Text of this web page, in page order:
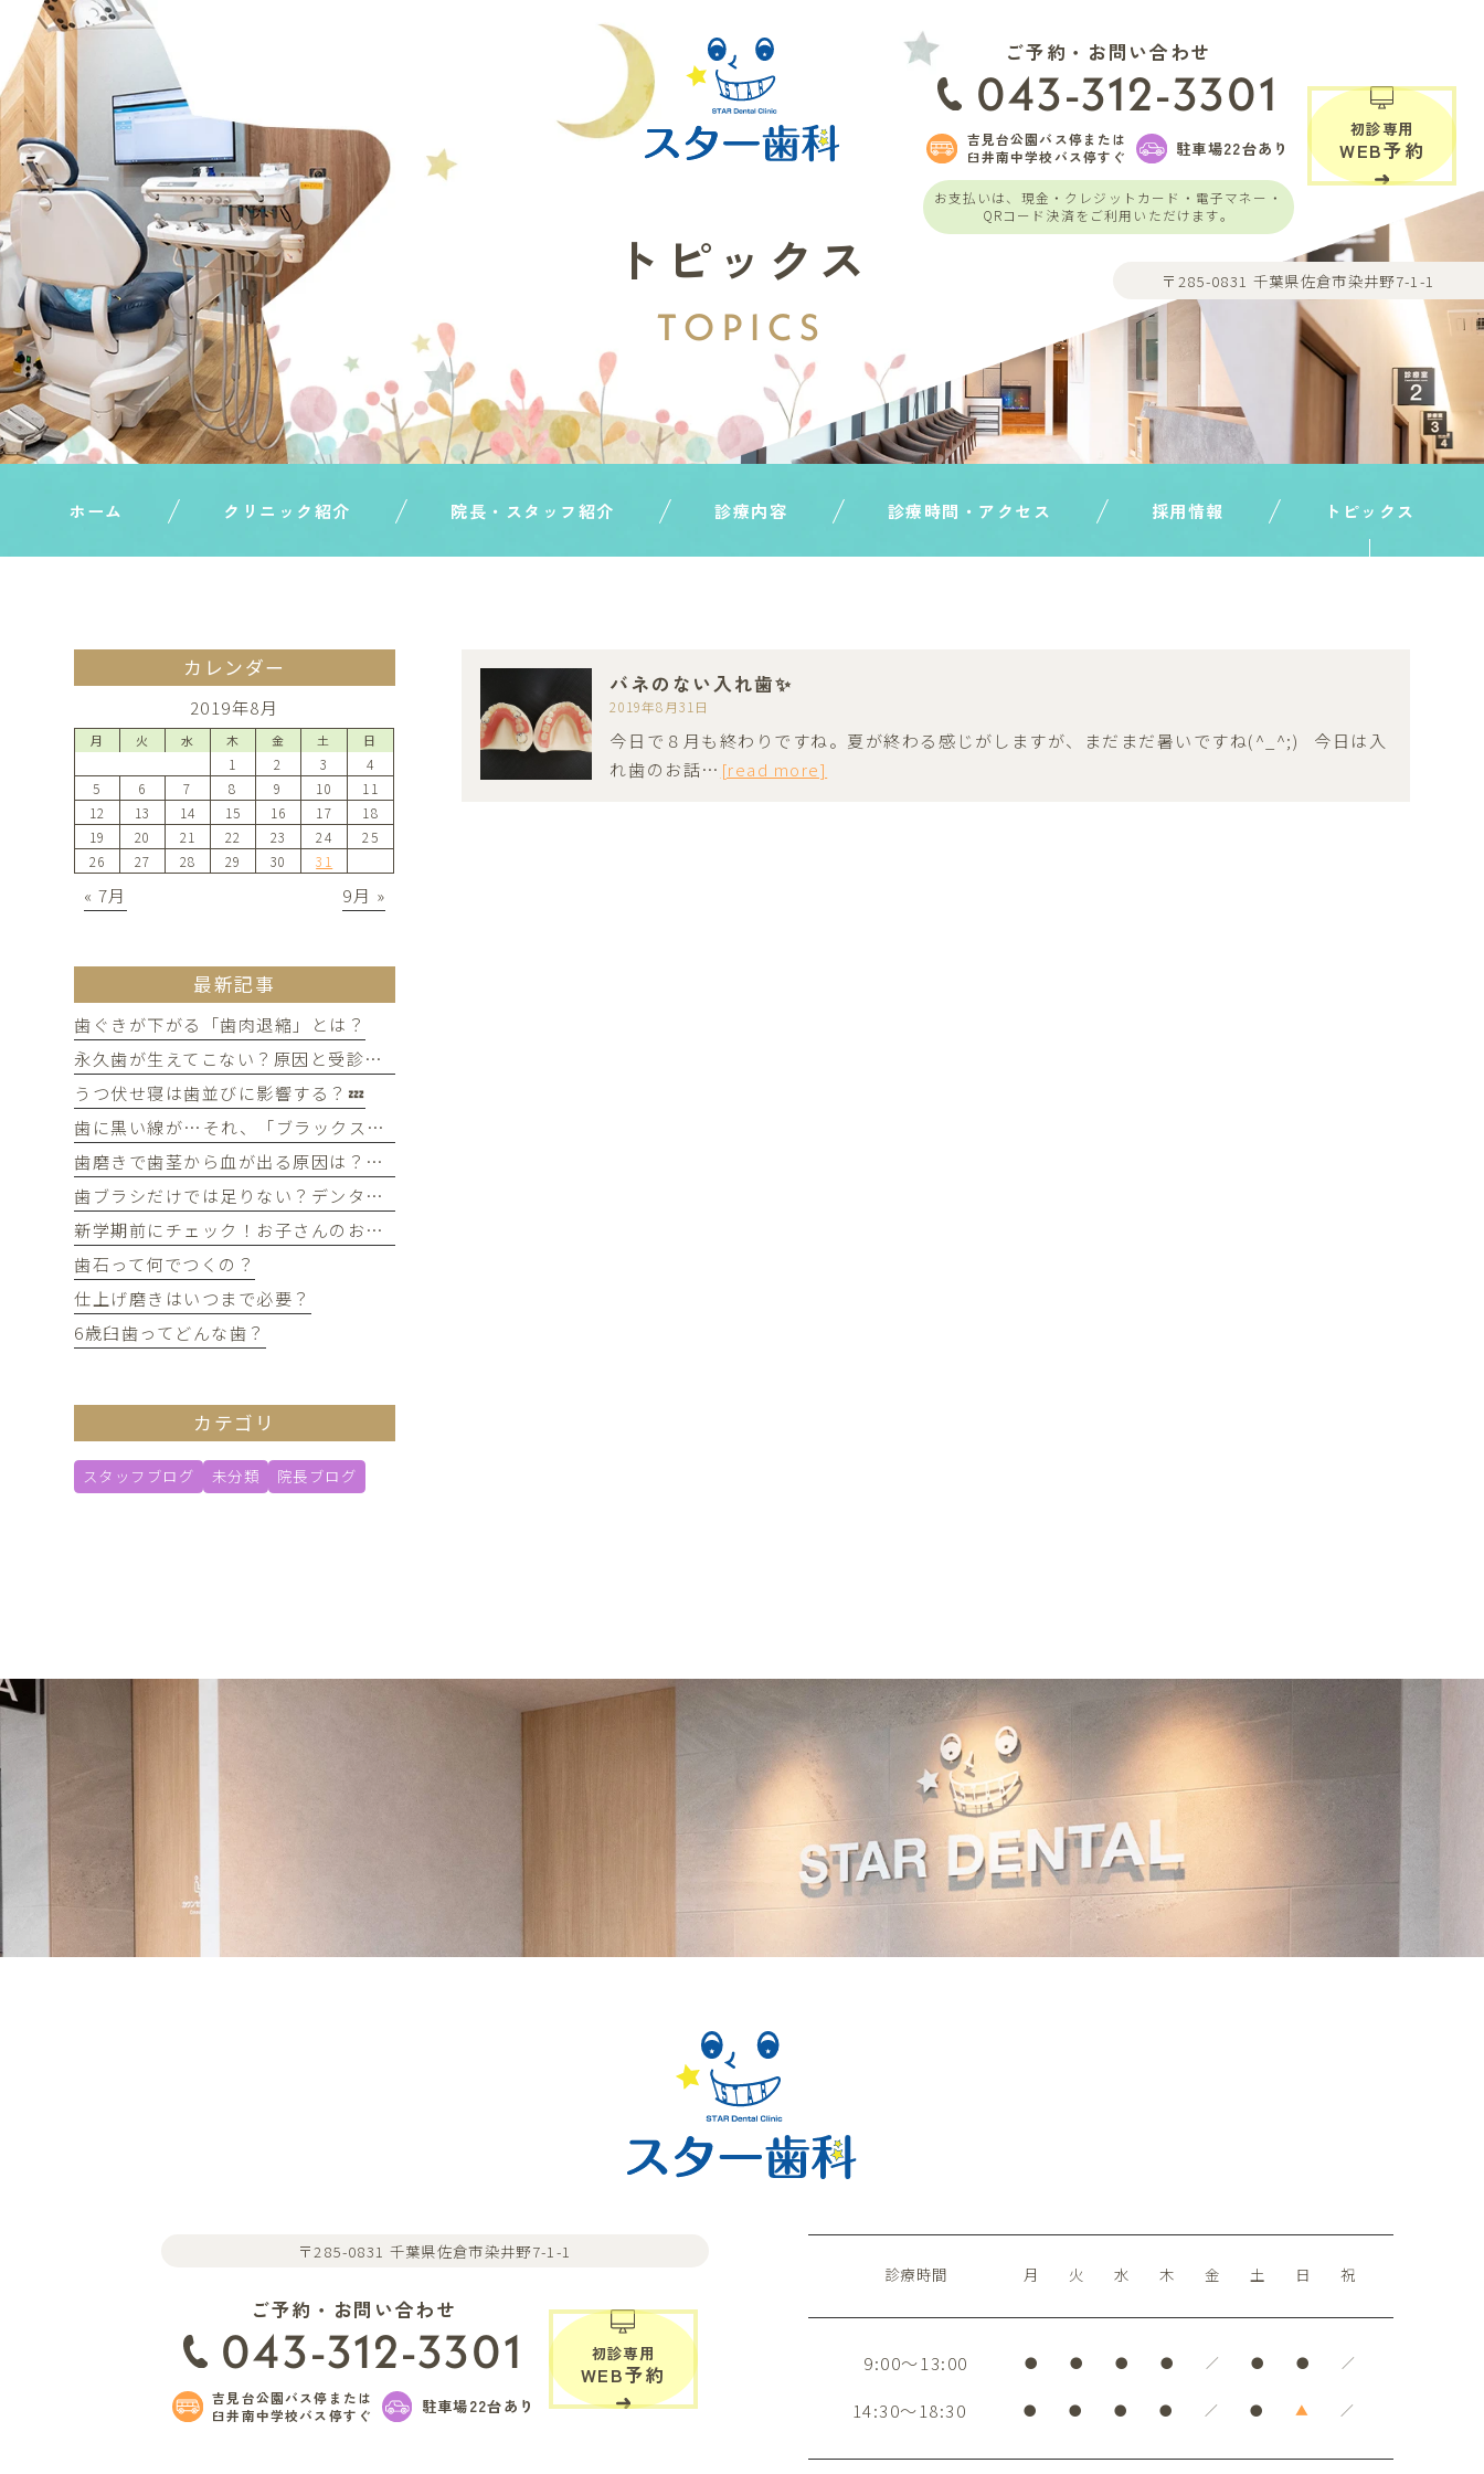
ご予約・お問い合わせ
043-312-3301
吉見台公園バス停または
臼井南中学校バス停すぐ
駐車場22台あり
お支払いは、現金・クレジットカード・電子マネー・
QRコード決済をご利用いただけます。
初診専用
WEB予約
〒285-0831 千葉県佐倉市染井野7-1-1
トピックス
TOPICS
ホーム クリニック紹介 院長・スタッフ紹介 診療内容 診療時間・アクセス 採用情報 トピックス
バネのない入れ歯✨
2019年8月31日
今日で８月も終わりですね。夏が終わる感じがしますが、まだまだ暑いですね(^_^;) 今日は入
れ歯のお話… [read more]
カレンダー
2019年8月
月 火 水 木 金 土 日
1 2 3
4
5
6 7 8 9 10
11
12
13 14 15 16 17
18
19
20 21 22 23 24
25
26
27 28 29 30 31
« 7月 9月 »
最新記事
歯ぐきが下がる「歯肉退縮」とは？
永久歯が生えてこない？原因と受診のタイミングについて
うつ伏せ寝は歯並びに影響する？💤
歯に黒い線が…それ、「ブラックステイン」かもしれません！
歯磨きで歯茎から血が出る原因は？痛みがなくても受診すべき判断基準
歯ブラシだけでは足りない？デンタルフロスを使うメリット
新学期前にチェック！お子さんのお口の健康、大丈夫？
歯石って何でつくの？
仕上げ磨きはいつまで必要？
6歳臼歯ってどんな歯？
カテゴリ
スタッフブログ 未分類 院長ブログ
〒285-0831 千葉県佐倉市染井野7-1-1
ご予約・お問い合わせ
043-312-3301
吉見台公園バス停または
臼井南中学校バス停すぐ
駐車場22台あり
初診専用
WEB予約
診療時間 月 火 水 木 金 土 日 祝
9:00～13:00 ● ● ● ● ／ ● ● ／
14:30～18:30 ● ● ● ● ／ ● ▲ ／